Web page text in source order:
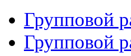
Групповой
Групповой